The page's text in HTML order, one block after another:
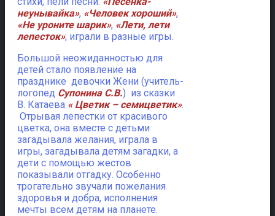
неунывайка», «Человек хороший»,
«Не уроните шарик», «Лети, лети
лепесток»; играли в разные игры.
Большой неожиданностью для
детей стало появление на
празднике девочки Жени (учитель-
логопед Супонина С.В.) из сказки
В. Катаева « Цветик – семицветик».
Отрывая лепестки от красивого
цветка, она вместе с детьми
загадывала желания, играла в
игры, загадывала детям загадки, а
дети с помощью жестов
показывали отгадку. Особенно
трогательно звучали пожелания
здоровья и добра, исполнения
мечты всем детям на планете.